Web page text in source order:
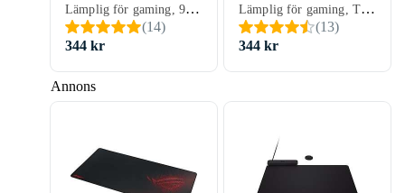
Annons
Lämplig för gaming, 900 mm, 400 mm
(14)
344 kr
Lämplig för gaming, Tvättbar, 450 mm, 400 mm
(13)
344 kr